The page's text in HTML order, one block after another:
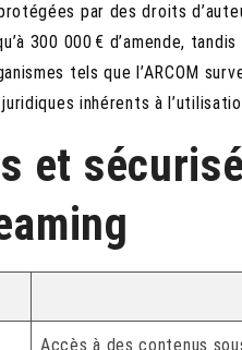
par des droits
300 000 € d’amende,
tels que l’ARCOM
inhérents à
et
Accès à des contenus